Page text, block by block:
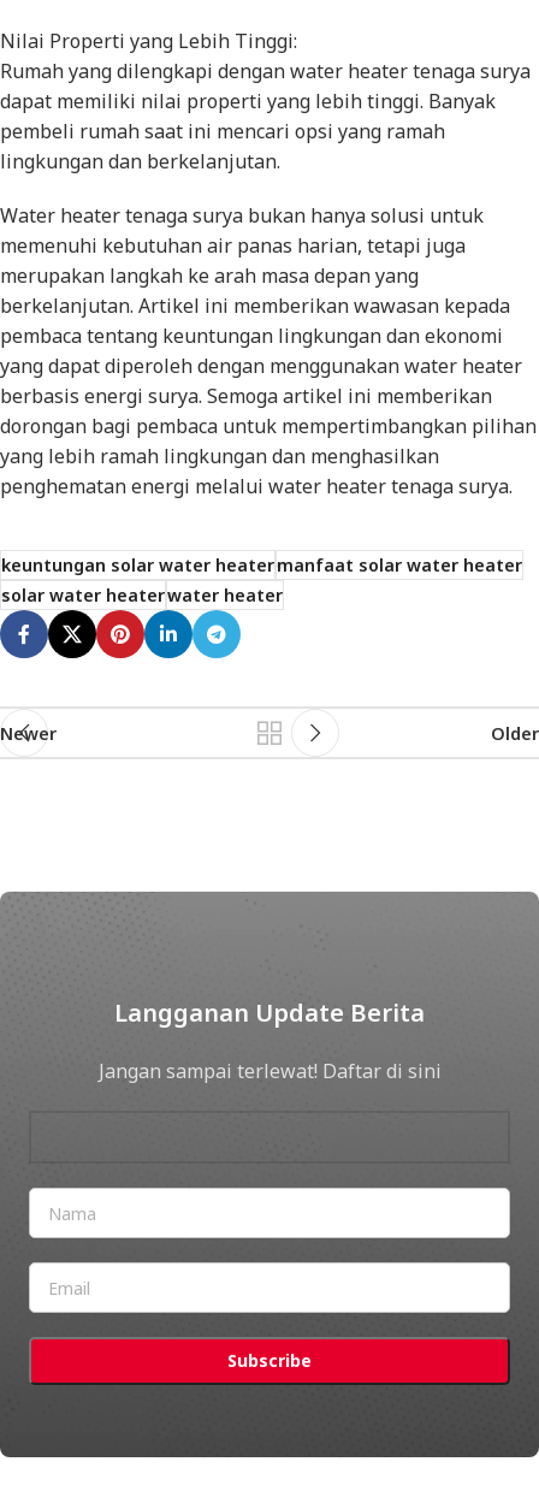
Nilai Properti yang Lebih Tinggi:
Rumah yang dilengkapi dengan water heater tenaga surya
dapat memiliki nilai properti yang lebih tinggi. Banyak
pembeli rumah saat ini mencari opsi yang ramah
lingkungan dan berkelanjutan.
Water heater tenaga surya bukan hanya solusi untuk
memenuhi kebutuhan air panas harian, tetapi juga
merupakan langkah ke arah masa depan yang
berkelanjutan. Artikel ini memberikan wawasan kepada
pembaca tentang keuntungan lingkungan dan ekonomi
yang dapat diperoleh dengan menggunakan water heater
berbasis energi surya. Semoga artikel ini memberikan
dorongan bagi pembaca untuk mempertimbangkan pilihan
yang lebih ramah lingkungan dan menghasilkan
penghematan energi melalui water heater tenaga surya.
keuntungan solar water heatermanfaat solar water heater
solar water heaterwater heater
Newer Older
Langganan Update Berita
Jangan sampai terlewat! Daftar di sini